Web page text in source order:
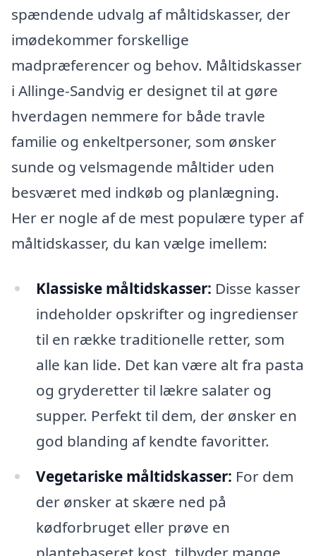
spændende udvalg af måltidskasser, der
imødekommer forskellige
madpræferencer og behov. Måltidskasser
i Allinge-Sandvig er designet til at gøre
hverdagen nemmere for både travle
familie og enkeltpersoner, som ønsker
sunde og velsmagende måltider uden
besværet med indkøb og planlægning.
Her er nogle af de mest populære typer af
måltidskasser, du kan vælge imellem:
Klassiske måltidskasser: Disse kasser
indeholder opskrifter og ingredienser
til en række traditionelle retter, som
alle kan lide. Det kan være alt fra pasta
og gryderetter til lækre salater og
supper. Perfekt til dem, der ønsker en
god blanding af kendte favoritter.
Vegetariske måltidskasser: For dem
der ønsker at skære ned på
kødforbruget eller prøve en